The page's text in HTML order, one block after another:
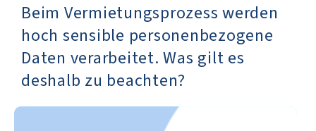
Beim Vermietungsprozess werden
hoch sensible personenbezogene
Daten verarbeitet. Was gilt es
deshalb zu beachten?